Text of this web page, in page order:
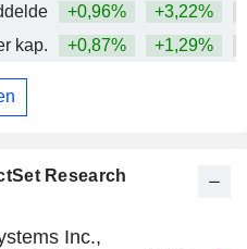
Research
Inc.,
+0,96% +3,22%
kap.
+0,87% +1,29%